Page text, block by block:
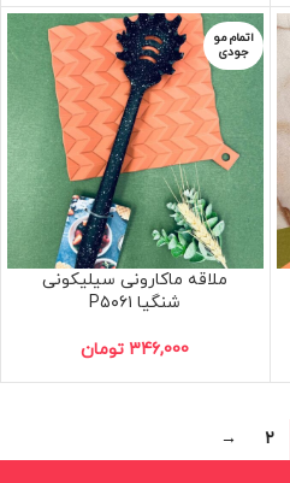
اتمام مو
جودی
ملاقه ماکارونی سیلیکونی
شنگیا P۵۰۶۱
346,000 تومان
۲ →